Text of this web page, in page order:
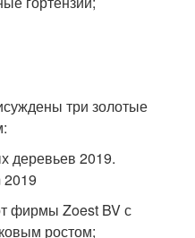
три золотые
фирмы Zoest BV с
ростом;